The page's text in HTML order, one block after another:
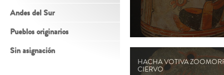
Andes del Sur
Pueblos originarios
Sin asignación
HACHA VOTIVA
CIERVO